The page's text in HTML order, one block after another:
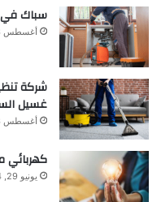
سباك في
أغسطس 13, 2025
غسيل
أغسطس 13, 2025
كهربائي
يونيو 29, 2024